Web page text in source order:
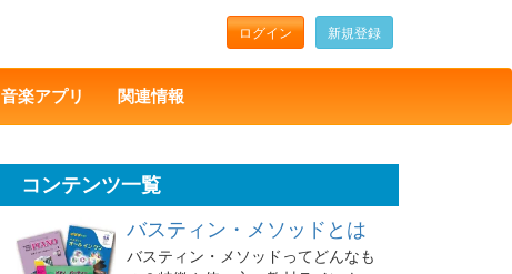
ログイン 新規登録
音楽アプリ 関連情報
コンテンツ一覧
バスティン・メソッドとは
バスティン・メソッドってどんなも